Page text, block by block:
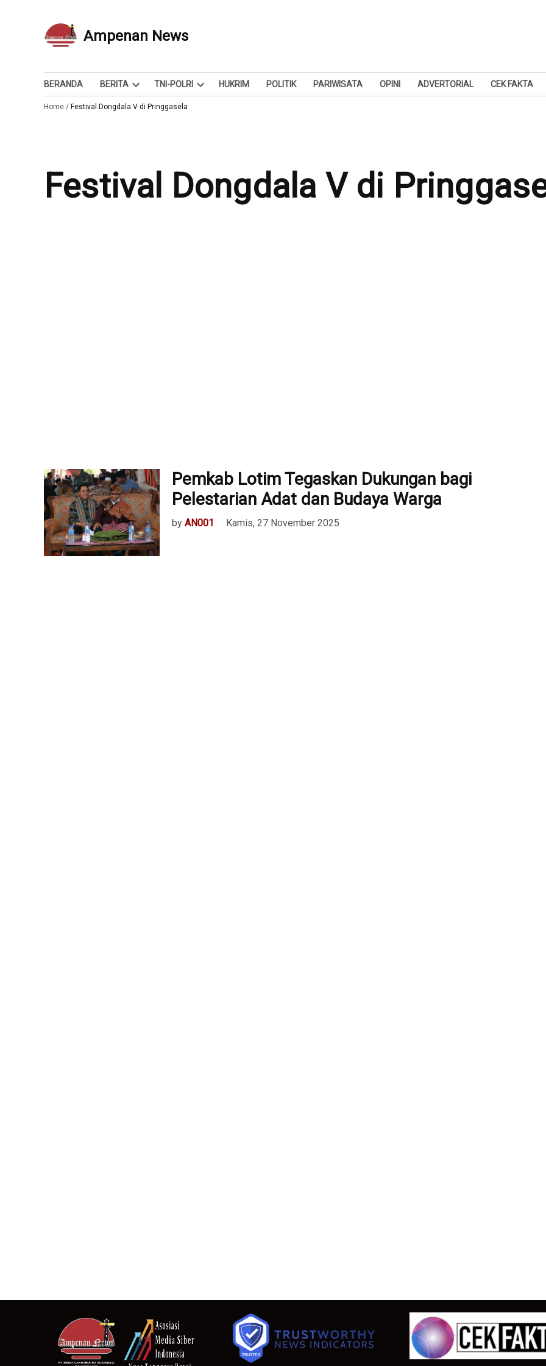
Ampenan News
Berita dan Info
BERANDA BERITA
Open
dropdown
TNI-POLRI
Open
HUKRIM POLITIK PARIWISATA OPINI ADVERTORIAL CEK FAKTA
Home / Festival Dongdala V di Pringgasela
Festival Dongdala V di
Pemkab Lotim Tegaskan Dukungan bagi
Pelestarian Adat dan Budaya Warga
by AN001 Kamis, 27 November 2025